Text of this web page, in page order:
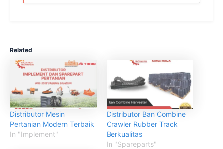
Related
Distributor Mesin
Pertanian Modern Terbaik
In "Implement"
Distributor Ban Combine
Crawler Rubber Track
Berkualitas
In "Spareparts"